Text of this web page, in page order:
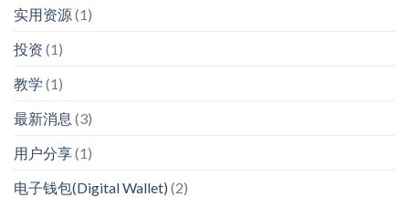
实用资源(1)
投资 (1)
教学 (1)
最新消息 (3)
用户分享(1)
电子钱包(Digital Wallet) (2)